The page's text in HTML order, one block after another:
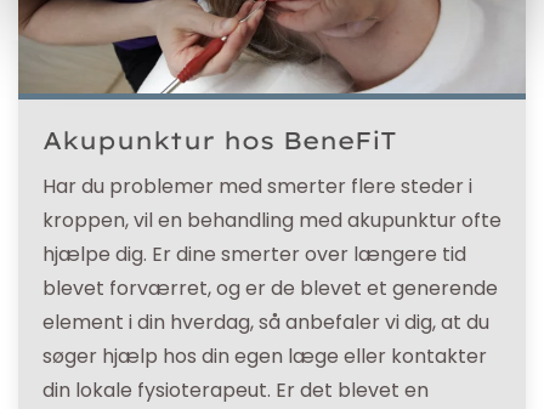
Akupunktur hos BeneFiT
Har du problemer med smerter flere steder i
kroppen, vil en behandling med akupunktur ofte
hjælpe dig. Er dine smerter over længere tid
blevet forværret, og er de blevet et generende
element i din hverdag, så anbefaler vi dig, at du
søger hjælp hos din egen læge eller kontakter
din lokale fysioterapeut. Er det blevet en